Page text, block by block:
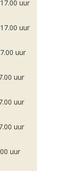
uur
uur
uur
uur
uur
uur
uur